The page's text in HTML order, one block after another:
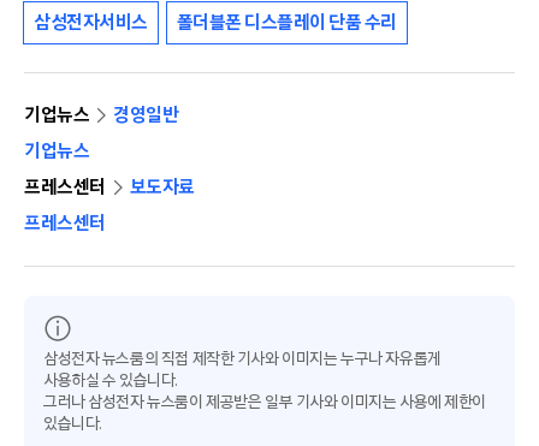
삼성전자서비스 폴더블폰 디스플레이 단품 수리
기업뉴스
경영일반
기업뉴스
프레스센터
보도자료
프레스센터
삼성전자 뉴스룸의 직접 제작한 기사와 이미지는 누구나 자유롭게
사용하실 수 있습니다.
그러나 삼성전자 뉴스룸이 제공받은 일부 기사와 이미지는 사용에 제한이
있습니다.